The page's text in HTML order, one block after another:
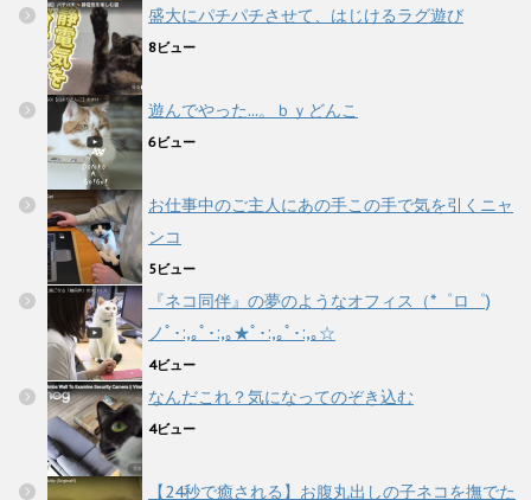
盛大にパチパチさせて、はじけるラグ遊び
8ビュー
遊んでやった...。ｂｙどんこ
6ビュー
お仕事中のご主人にあの手この手で気を引くニャ
ンコ
5ビュー
『ネコ同伴』の夢のようなオフィス（*゜ロ゜)
ノﾟ･:,｡ﾟ･:,｡★ﾟ･:,｡ﾟ･:,｡☆
4ビュー
なんだこれ？気になってのぞき込む
4ビュー
【24秒で癒される】お腹丸出しの子ネコを撫でた